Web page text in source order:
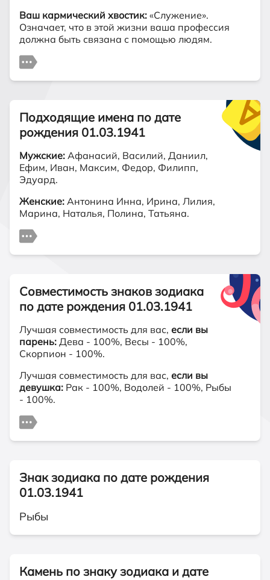
Ваш кармический хвостик: «Служение».
Означает, что в этой жизни ваша профессия
должна быть связана с помощью людям.
Подходящие имена по дате
рождения 01.03.1941
Мужские: Афанасий, Василий, Даниил,
Ефим, Иван, Максим, Федор, Филипп,
Эдуард.
Женские: Антонина Инна, Ирина, Лилия,
Марина, Наталья, Полина, Татьяна.
Совместимость знаков зодиака
по дате рождения 01.03.1941
Лучшая совместимость для вас, если вы
парень: Дева - 100%, Весы - 100%,
Скорпион - 100%.
Лучшая совместимость для вас, если вы
девушка: Рак - 100%, Водолей - 100%, Рыбы
- 100%.
Знак зодиака по дате рождения
01.03.1941
Рыбы
Камень по знаку зодиака и дате